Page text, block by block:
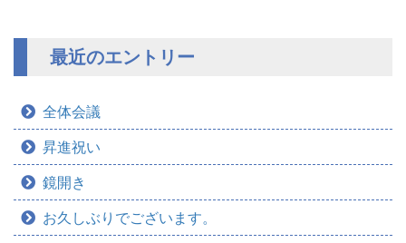
最近のエントリー
全体会議
昇進祝い
鏡開き
お久しぶりでございます。